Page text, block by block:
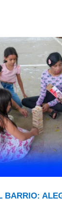
BARRIO: